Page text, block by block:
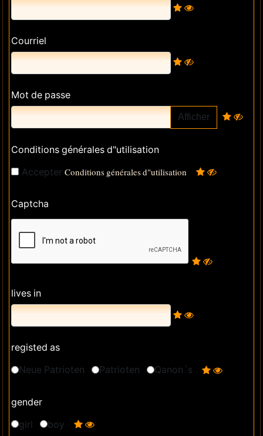
Courriel
Mot de passe
Afficher
Conditions générales d"utilisation
AccepterConditions générales d"utilisation
Captcha
lives in
registed as
Neue Patrioten
Patrioten Qanon´s
gender
girl
boy